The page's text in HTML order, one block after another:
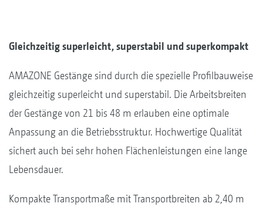
Gleichzeitig superleicht, superstabil und superkompakt
AMAZONE Gestänge sind durch die spezielle Profilbauweise
gleichzeitig superleicht und superstabil. Die Arbeitsbreiten
der Gestänge von 21 bis 48 m erlauben eine optimale
Anpassung an die Betriebsstruktur. Hochwertige Qualität
sichert auch bei sehr hohen Flächenleistungen eine lange
Lebensdauer.
Kompakte Transportmaße mit Transportbreiten ab 2,40 m